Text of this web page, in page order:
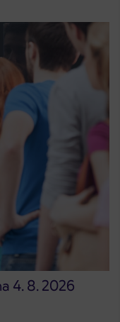
4. 8. 2026